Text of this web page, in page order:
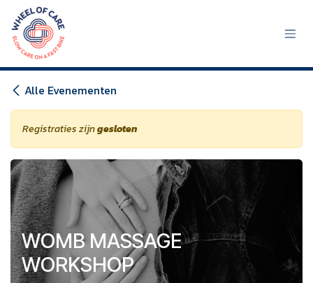
Overslaan naar inhoud
Alle Evenementen
Registraties zijngesloten
WOMB MASSAGE
WORKSHOP